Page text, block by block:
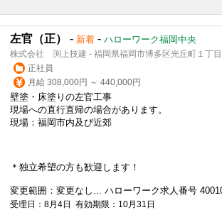
左官（正） - 新着 - ハローワーク福岡中央
株式会社 渕上技建 - 福岡県福岡市博多区光丘町１丁目
正社員
月給 308,000円 ～ 440,000円
壁塗・床塗りの左官工事
現場への直行直帰の場合があります。
現場：福岡市内及び近郊
＊独立希望の方も歓迎します！
変更範囲：変更なし... ハローワーク求人番号
受理日：8月4日 有効期限：10月31日